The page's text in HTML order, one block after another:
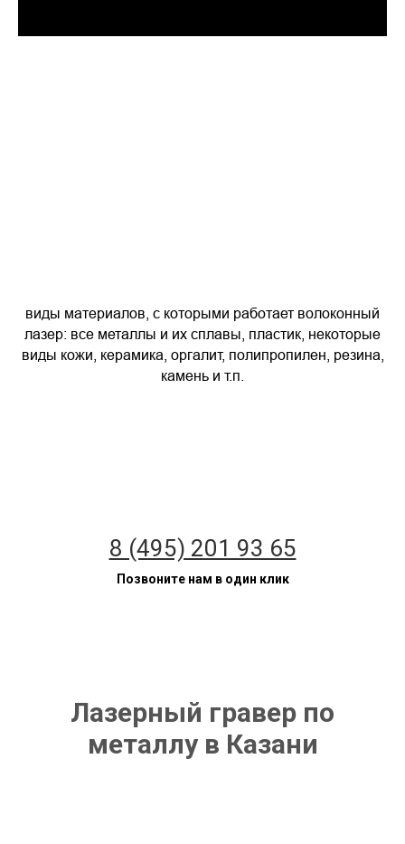
виды материалов, с которыми работает волоконный
лазер: все металлы и их сплавы, пластик, некоторые
виды кожи, керамика, оргалит, полипропилен, резина,
камень и т.п.
8 (495) 201 93 65
Позвоните нам в один клик
Лазерный гравер по
металлу в Казани